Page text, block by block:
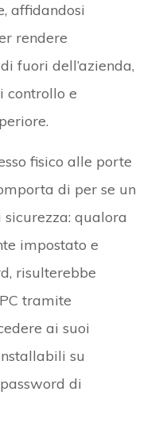
affidandosi
rendere
fuori dell’azienda,
controllo e
fisico alle porte
di per se un
qualora
impostato e
risulterebbe
tramite
ai suoi
su
di